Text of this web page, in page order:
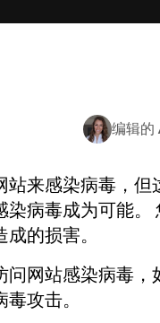
编辑的
来感染病毒，
病毒成为可能
的损害。
网站感染病毒
攻击。